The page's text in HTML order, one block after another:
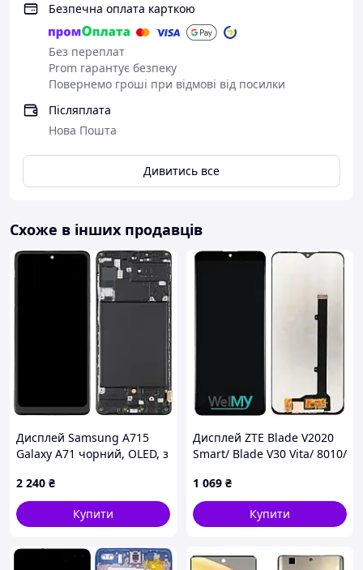
Безпечна оплата карткою
Без переплат
Prom гарантує безпеку
Повернемо гроші при відмові від посилки
Післяплата
Нова Пошта
Дивитись все
Схоже в інших продавців
Дисплей Samsung A715
Galaxy A71 чорний, OLED, з
2 240 ₴
Купити
Дисплей ZTE Blade V2020
Smart/ Blade V30 Vita/ 8010/
black (Welmy)
1 069 ₴
Купити